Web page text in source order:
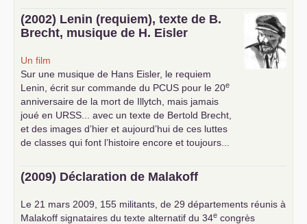
(2002) Lenin (requiem), texte de B.
Brecht, musique de H. Eisler
Un film
Sur une musique de Hans Eisler, le requiem
Lenin, écrit sur commande du PCUS pour le 20e
anniversaire de la mort de Illytch, mais jamais
joué en URSS ... avec un texte de Bertold Brecht,
et des images d’hier et aujourd’hui de ces luttes
de classes qui font l’histoire encore et toujours...
(2009) Déclaration de Malakoff
Le 21 mars 2009, 155 militants, de 29 départements réunis à
Malakoff signataires du texte alternatif du 34e congrès